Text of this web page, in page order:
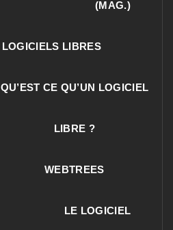
(MAG.)
LOGICIELS LIBRES
QU’EST CE QU’UN LOGICIEL
LIBRE ?
WEBTREES
LE LOGICIEL